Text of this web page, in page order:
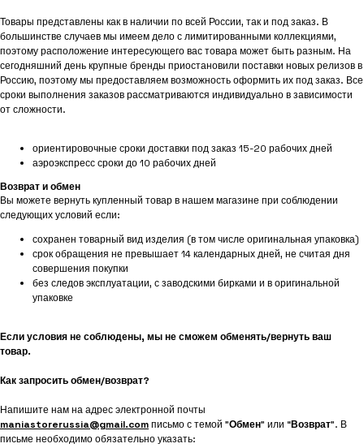
Товары представлены как в наличии по всей России, так и под заказ. В
большинстве случаев мы имеем дело с лимитированными коллекциями,
поэтому расположение интересующего вас товара может быть разным. На
сегодняшний день крупные бренды приостановили поставки новых релизов в
Россию, поэтому мы предоставляем возможность оформить их под заказ. Все
сроки выполнения заказов рассматриваются индивидуально в зависимости
от сложности.
ориентировочные сроки доставки под заказ 15-20 рабочих дней
аэроэкспресс сроки до 10 рабочих дней
Возврат и обмен
Вы можете вернуть купленный товар в нашем магазине при соблюдении
следующих условий если:
сохранен товарный вид изделия (в том числе оригинальная упаковка)
срок обращения не превышает 14 календарных дней, не считая дня
совершения покупки
без следов эксплуатации, с заводскими бирками и в оригинальной
упаковке
Если условия не соблюдены, мы не сможем обменять/вернуть ваш
товар.
Как запросить обмен/возврат?
Напишите нам на адрес электронной почты
maniastorerussia@gmail.comписьмо с темой "Обмен" или “Возврат”. В
письме необходимо обязательно указать: